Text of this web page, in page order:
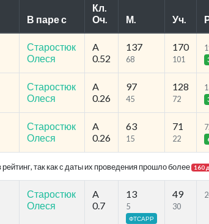
В паре с
Кл.
Оч.
М. Уч.
Старостюк
Олеся
A
0.52
137
68
170
101
Старостюк
Олеся
A
0.26
97
45
128
72
Старостюк
Олеся
A
0.26
63
15
71
22
так как с даты их проведения прошло более 160
Старостюк
Олеся
A
0.7
13
5
ФТСАРР
49
30